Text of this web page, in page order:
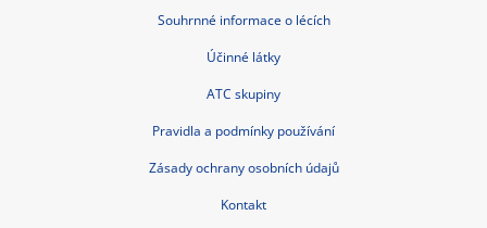
Souhrnné informace o lécích
Účinné látky
ATC skupiny
Pravidla a podmínky používání
Zásady ochrany osobních údajů
Kontakt